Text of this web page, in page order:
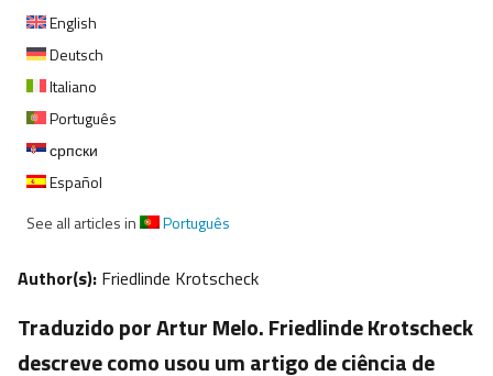
English
Deutsch
Italiano
Português
српски
Español
See all articles in
Português
Author(s): Friedlinde Krotscheck
Traduzido por Artur Melo. Friedlinde Krotscheck
descreve como usou um artigo de ciência de